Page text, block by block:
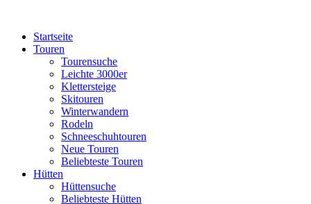
Startseite
Touren
Tourensuche
Leichte 3000er
Klettersteige
Skitouren
Winterwandern
Rodeln
Schneeschuhtouren
Neue Touren
Beliebteste Touren
Hütten
Hüttensuche
Beliebteste Hütten